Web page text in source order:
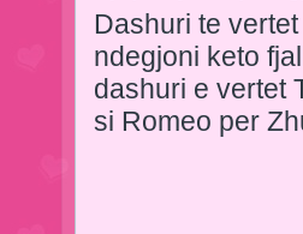
Dashuri te
ndegjoni keto
dashuri e vertet
si Romeo per